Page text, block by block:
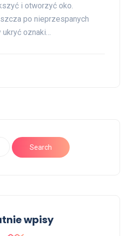
i otworzyć oko.
po nieprzespanych
ukryć oznaki…
wpisy